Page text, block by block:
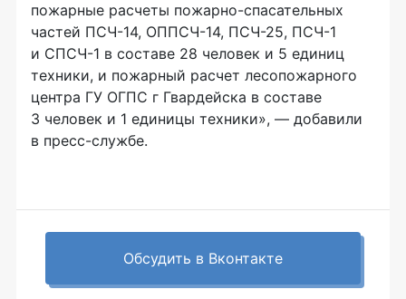
пожарные расчеты пожарно-спасательных
частей ПСЧ-14, ОППСЧ-14, ПСЧ-25, ПСЧ-1
и СПСЧ-1 в составе 28 человек и 5 единиц
техники, и пожарный расчет лесопожарного
центра ГУ ОГПС г Гвардейска в составе
3 человек и 1 единицы техники», — добавили
в пресс-службе.
Обсудить в Вконтакте